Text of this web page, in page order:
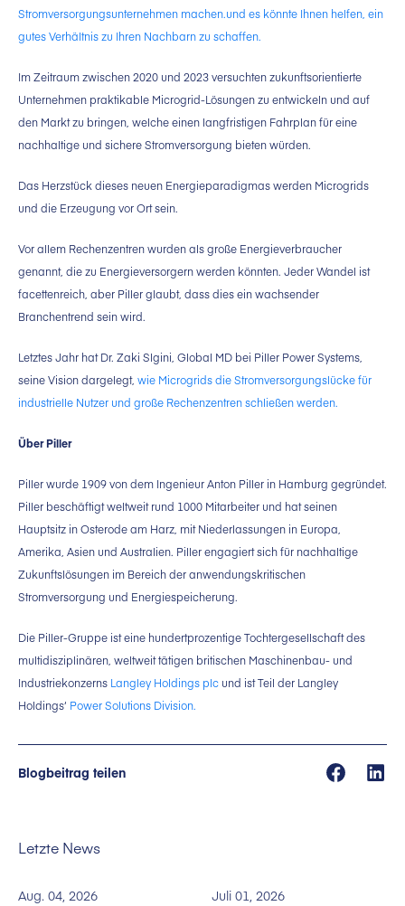
Stromversorgungsunternehmen machen.und es könnte Ihnen helfen, ein
gutes Verhältnis zu Ihren Nachbarn zu schaffen.
Im Zeitraum zwischen 2020 und 2023 versuchten zukunftsorientierte
Unternehmen praktikable Microgrid-Lösungen zu entwickeln und auf
den Markt zu bringen, welche einen langfristigen Fahrplan für eine
nachhaltige und sichere Stromversorgung bieten würden.
Das Herzstück dieses neuen Energieparadigmas werden Microgrids
und die Erzeugung vor Ort sein.
Vor allem Rechenzentren wurden als große Energieverbraucher
genannt, die zu Energieversorgern werden könnten. Jeder Wandel ist
facettenreich, aber Piller glaubt, dass dies ein wachsender
Branchentrend sein wird.
Letztes Jahr hat Dr. Zaki Slgini, Global MD bei Piller Power Systems,
seine Vision dargelegt, wie Microgrids die Stromversorgungslücke für
industrielle Nutzer und große Rechenzentren schließen werden.
Über Piller
Piller wurde 1909 von dem Ingenieur Anton Piller in Hamburg gegründet.
Piller beschäftigt weltweit rund 1000 Mitarbeiter und hat seinen
Hauptsitz in Osterode am Harz, mit Niederlassungen in Europa,
Amerika, Asien und Australien. Piller engagiert sich für nachhaltige
Zukunftslösungen im Bereich der anwendungskritischen
Stromversorgung und Energiespeicherung.
Die Piller-Gruppe ist eine hundertprozentige Tochtergesellschaft des
multidisziplinären, weltweit tätigen britischen Maschinenbau- und
Industriekonzerns Langley Holdings plc und ist Teil der Langley
Holdings‘ Power Solutions Division.
Blogbeitrag teilen
Letzte News
Aug. 04, 2026
Juli 01, 2026